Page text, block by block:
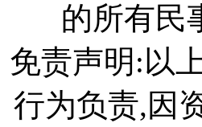
的所有民
免责声明:以
行为负责,因